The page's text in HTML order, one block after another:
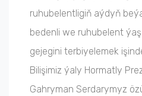
ruhubelentligiň aýdyň
bedenli we ruhubelent
gejegini terbiyelemek
Bilişimiz ýaly Hormatly
Gahryman Serdarymyz